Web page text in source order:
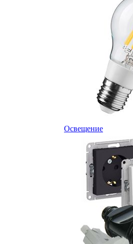
Освещение